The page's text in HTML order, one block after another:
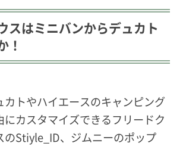
スはミニバンからデュカト
！
カトやハイエースのキャンピング
にカスタマイズできるフリードク
のStiyle_ID、ジムニーのポップ